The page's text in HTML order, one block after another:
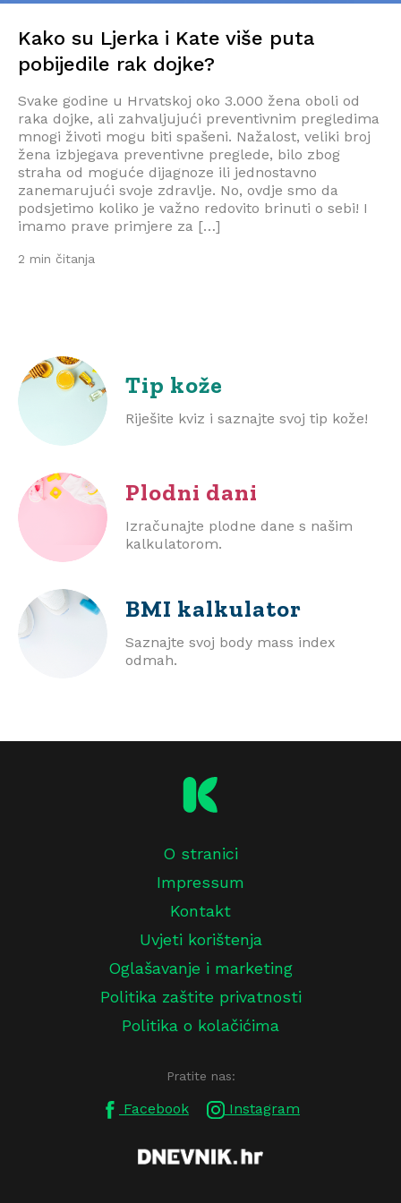
Kako su Ljerka i Kate više puta
pobijedile rak dojke?
Svake godine u Hrvatskoj oko 3.000 žena oboli od
raka dojke, ali zahvaljujući preventivnim pregledima
mnogi životi mogu biti spašeni. Nažalost, veliki broj
žena izbjegava preventivne preglede, bilo zbog
straha od moguće dijagnoze ili jednostavno
zanemarujući svoje zdravlje. No, ovdje smo da
podsjetimo koliko je važno redovito brinuti o sebi! I
imamo prave primjere za […]
2 min čitanja
Tip kože
Riješite kviz i saznajte svoj tip kože!
Plodni dani
Izračunajte plodne dane s našim
kalkulatorom.
BMI kalkulator
Saznajte svoj body mass index
odmah.
O stranici
Impressum
Kontakt
Uvjeti korištenja
Oglašavanje i marketing
Politika zaštite privatnosti
Politika o kolačićima
Pratite nas:
Facebook Instagram